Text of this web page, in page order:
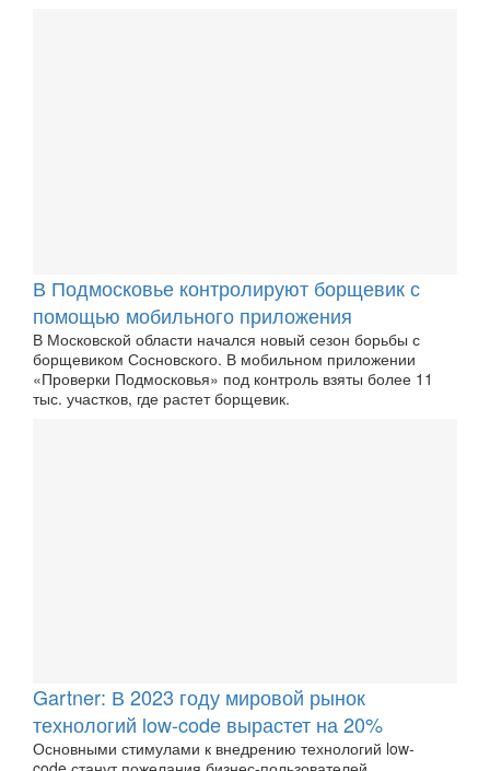
В Подмосковье контролируют борщевик с
помощью мобильного приложения
В Московской области начался новый сезон борьбы с
борщевиком Сосновского. В мобильном приложении
«Проверки Подмосковья» под контроль взяты более 11
тыс. участков, где растет борщевик.
Gartner: В 2023 году мировой рынок
технологий low-code вырастет на 20%
Основными стимулами к внедрению технологий low-